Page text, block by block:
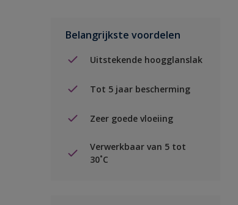
Belangrijkste voordelen
Uitstekende hoogglanslak
Tot 5 jaar bescherming
Zeer goede vloeiing
Verwerkbaar van 5 tot
30˚C